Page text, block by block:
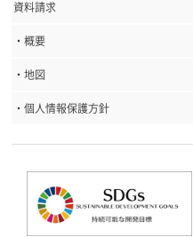
資料請求
・概要
・地図
・個人情報保護方針